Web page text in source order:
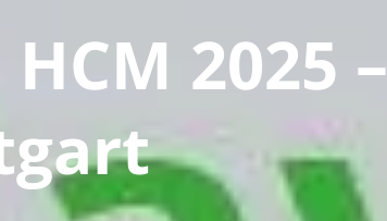
2025 –